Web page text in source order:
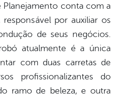
Planejamento conta com a
responsável por auxiliar os
de seus negócios.
atualmente é a única
com duas carretas de
profissionalizantes do
ramo de beleza, e outra